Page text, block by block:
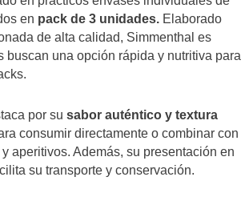
en pack de 3 unidades. Elaborado
de alta calidad, Simmenthal es
buscan una opción rápida y nutritiva para
por su sabor auténtico y textura
consumir directamente o combinar con
aperitivos. Además, su presentación en
su transporte y conservación.